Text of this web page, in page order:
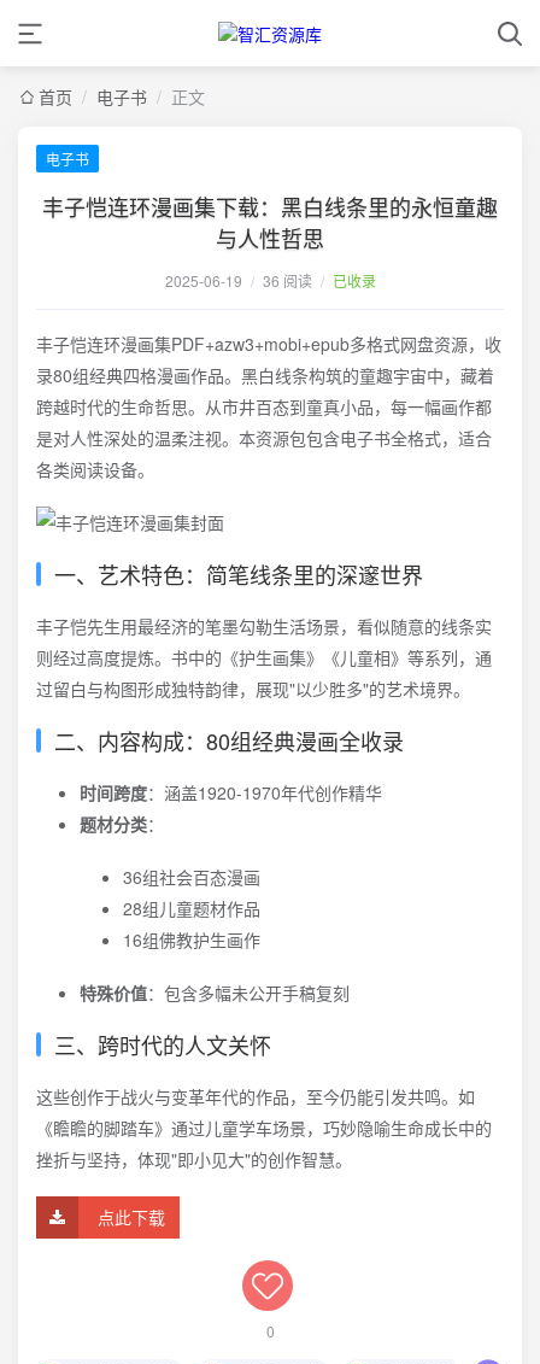
首页 / 电子书 / 正文
电子书
丰子恺连环漫画集下载：黑白线条里的永恒童趣
与人性哲思
2025-06-19 / 36 阅读 / 已收录
丰子恺连环漫画集PDF+azw3+mobi+epub多格式网盘资源，收
录80组经典四格漫画作品。黑白线条构筑的童趣宇宙中，藏着
跨越时代的生命哲思。从市井百态到童真小品，每一幅画作都
是对人性深处的温柔注视。本资源包包含电子书全格式，适合
各类阅读设备。
一、艺术特色：简笔线条里的深邃世界
丰子恺先生用最经济的笔墨勾勒生活场景，看似随意的线条实
则经过高度提炼。书中的《护生画集》《儿童相》等系列，通
过留白与构图形成独特韵律，展现"以少胜多"的艺术境界。
二、内容构成：80组经典漫画全收录
时间跨度：涵盖1920-1970年代创作精华
题材分类：
36组社会百态漫画
28组儿童题材作品
16组佛教护生画作
特殊价值：包含多幅未公开手稿复刻
三、跨时代的人文关怀
这些创作于战火与变革年代的作品，至今仍能引发共鸣。如
《瞻瞻的脚踏车》通过儿童学车场景，巧妙隐喻生命成长中的
挫折与坚持，体现"即小见大"的创作智慧。
点此下载
0